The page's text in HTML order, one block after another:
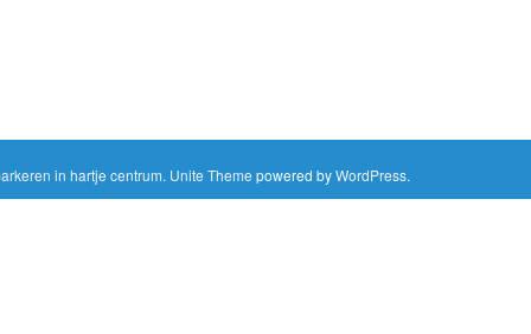
in hartje centrum. Unite Theme powered byWordPress.